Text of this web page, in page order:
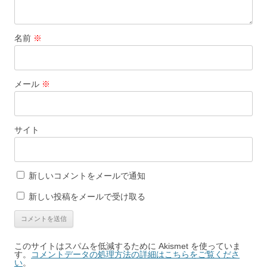
名前 ※
メール ※
サイト
新しいコメントをメールで通知
新しい投稿をメールで受け取る
このサイトはスパムを低減するために Akismet を使っていま
す。
コメントデータの処理方法の詳細はこちらをご覧くださ
い。